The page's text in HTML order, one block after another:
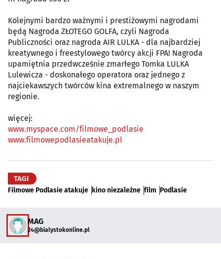
Kolejnymi bardzo ważnymi i prestiżowymi nagrodami
będą Nagroda ZŁOTEGO GOLFA, czyli Nagroda
Publiczności oraz nagroda AIR LULKA - dla najbardziej
kreatywnego i freestylowego twórcy akcji FPA! Nagroda
upamiętnia przedwcześnie zmarłego Tomka LULKA
Lulewicza - doskonałego operatora oraz jednego z
najciekawszych twórców kina extremalnego w naszym
regionie.
więcej:
www.myspace.com/filmowe_podlasie
www.filmowepodlasieatakuje.pl
TAGI
Filmowe Podlasie atakuje kino niezależne film Podlasie
MAG
24@bialystokonline.pl